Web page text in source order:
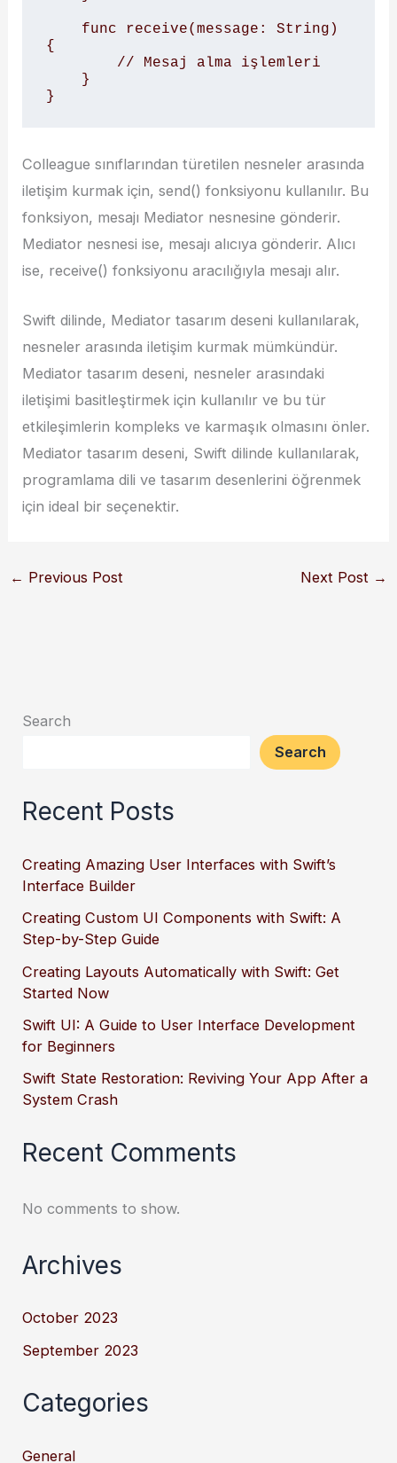
{
}
Colleague sınıflarından türetilen nesneler arasında
iletişim kurmak için, send() fonksiyonu kullanılır. Bu
fonksiyon, mesajı Mediator nesnesine gönderir.
Mediator nesnesi ise, mesajı alıcıya gönderir. Alıcı
ise, receive() fonksiyonu aracılığıyla mesajı alır.
Swift dilinde, Mediator tasarım deseni kullanılarak,
nesneler arasında iletişim kurmak mümkündür.
Mediator tasarım deseni, nesneler arasındaki
iletişimi basitleştirmek için kullanılır ve bu tür
etkileşimlerin kompleks ve karmaşık olmasını önler.
Mediator tasarım deseni, Swift dilinde kullanılarak,
programlama dili ve tasarım desenlerini öğrenmek
için ideal bir seçenektir.
← Previous Post Next Post →
Search
Search
Recent Posts
Creating Amazing User Interfaces with Swift’s
Interface Builder
Creating Custom UI Components with Swift: A
Step-by-Step Guide
Creating Layouts Automatically with Swift: Get
Started Now
Swift UI: A Guide to User Interface Development
for Beginners
Swift State Restoration: Reviving Your App After a
System Crash
Recent Comments
No comments to show.
Archives
October 2023
September 2023
Categories
General